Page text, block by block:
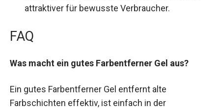
attraktiver für bewusste Verbraucher.
FAQ
Was macht ein gutes Farbentferner Gel aus?
Ein gutes Farbentferner Gel entfernt alte
Farbschichten effektiv, ist einfach in der